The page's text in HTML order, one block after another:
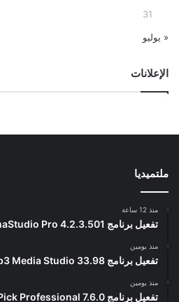
31
« يوليو
الإعلانات
ملتميديا
منذ 12 ساعة
تفعيل برنامج PanoramaStudio Pro 4.2.3.501
منذ يومين
تفعيل برنامج Zortam Mp3 Media Studio 33.98
منذ يومين
تفعيل برنامج PicPick Professional 7.6.0